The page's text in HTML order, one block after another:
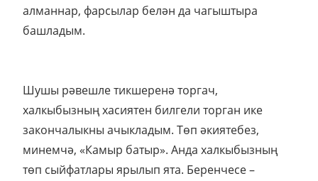
алманнар, фарсылар белән да чагыштыра
башладым.
Шушы рәвешле тикшеренә торгач,
халкыбызның хасиятен билгели торган ике
закончалыкны ачыкладым. Төп әкиятебез,
минемчә, «Камыр батыр». Анда халкыбызның
төп сыйфатлары ярылып ята. Беренчесе –